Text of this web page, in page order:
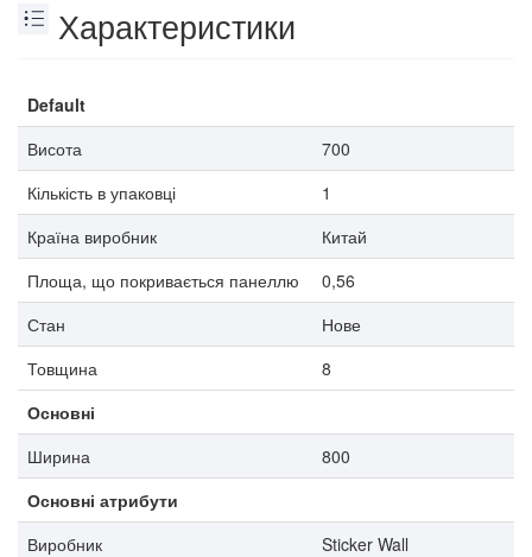
Характеристики
Default
Висота
700
Кількість в упаковці
1
Країна виробник
Китай
Площа, що покривається панеллю
0,56
Стан
Нове
Товщина
8
Основні
Ширина
800
Основні атрибути
Виробник
Sticker Wall